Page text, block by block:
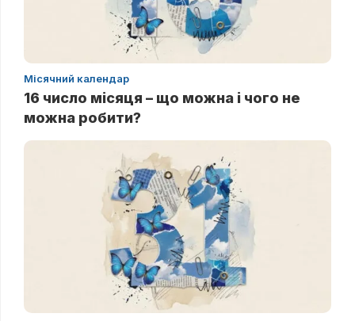
Місячний календар
16 число місяця – що можна і чого не
можна робити?